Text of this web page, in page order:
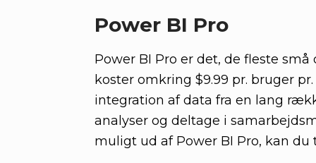
Power BI Pro
Power BI Pro er det, de fleste
koster omkring $9.99 pr. bruger
integration af data fra en lang
analyser og deltage i
muligt ud af Power BI Pro, kan